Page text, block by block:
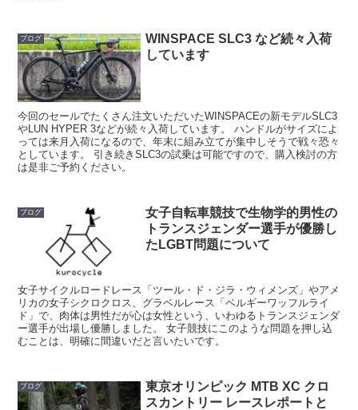
ブログ
WINSPACE SLC3 など続々入荷
しています
今回のセールでたくさん注文いただいたWINSPACEの新モデルSLC3
やLUN HYPER 3などが続々入荷しています。 ハンドルがサイズによ
っては来月入荷になるので、年末に組み立てが集中しそうで戦々恐々
としています。 引き続きSLC3の試乗は可能ですので、購入検討の方
は是非ご予約ください。
ブログ
女子自転車競技で生物学的男性の
トランスジェンダー選手が優勝し
たLGBT問題について
女子サイクルロードレース「ツール・ド・ジラ・ウィメンズ」やアメ
リカの女子シクロクロス、グラベルレース「ベルギーワッフルライ
ド」で、肉体は男性だが心は女性という、いわゆるトランスジェンダ
ー選手が出場し優勝しました。 女子競技にこのような問題を押し込
むことは、明確に間違いだと言いたいです。
ブログ
東京オリンピック MTB XC クロ
スカントリー レースレポートと